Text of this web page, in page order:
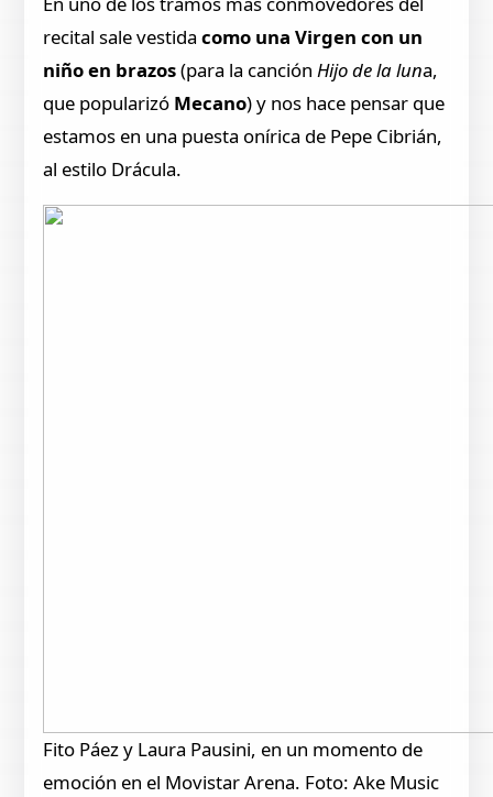
recital sale vestidacomo una Virgen con un
niño en brazos(para la canciónHijo de la luna,
que popularizó Mecano) y nos hace pensar que
estamos en una puesta onírica de Pepe Cibrián,
al estilo Drácula.
Fito Páez y Laura Pausini, en un momento de
emoción en el Movistar Arena. Foto: Ake Music